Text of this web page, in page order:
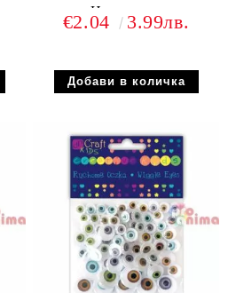
Натурални
€2.04 3.99лв.